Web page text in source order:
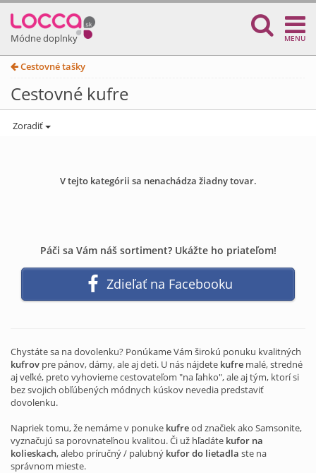
Módne doplnky MENU
Cestovné tašky
Cestovné kufre
Zoradiť
V tejto kategórii sa nenachádza žiadny tovar.
Páči sa Vám náš sortiment? Ukážte ho priateľom!
Zdieľať na Facebooku
Chystáte sa na dovolenku? Ponúkame Vám širokú ponuku kvalitných
kufrov pre pánov, dámy, ale aj deti. U nás nájdete kufre malé, stredné
aj veľké, preto vyhovieme cestovateľom "na ľahko", ale aj tým, ktorí si
bez svojich obľúbených módnych kúskov nevedia predstaviť
dovolenku.
Napriek tomu, že nemáme v ponuke kufreod značiek ako Samsonite,
vyznačujú sa porovnateľnou kvalitou. Či už hľadáte kufor na
kolieskach, alebo príručný / palubný kufor do lietadla ste na
správnom mieste.